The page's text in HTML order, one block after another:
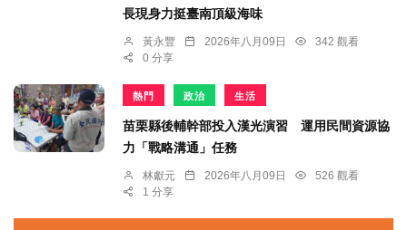
長現身力挺臺南頂級海味
黃永豐 2026年八月09日
342 觀看
0 分享
熱門 政治 生活
苗栗縣後輔幹部投入漢光演習 運用民間資源協
力「戰略溝通」任務
林獻元 2026年八月09日
526 觀看
1 分享